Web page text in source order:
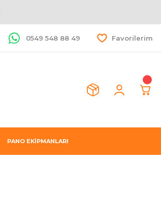
0549 548 88 49 Favorilerim
PANO EKİPMANLARI